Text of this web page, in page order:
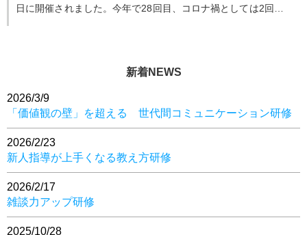
日に開催されました。今年で28回目、コロナ禍としては2回目の
新着NEWS
2026/3/9
「価値観の壁」を超える 世代間コミュニケーション研修
2026/2/23
新人指導が上手くなる教え方研修
2026/2/17
雑談力アップ研修
2025/10/28